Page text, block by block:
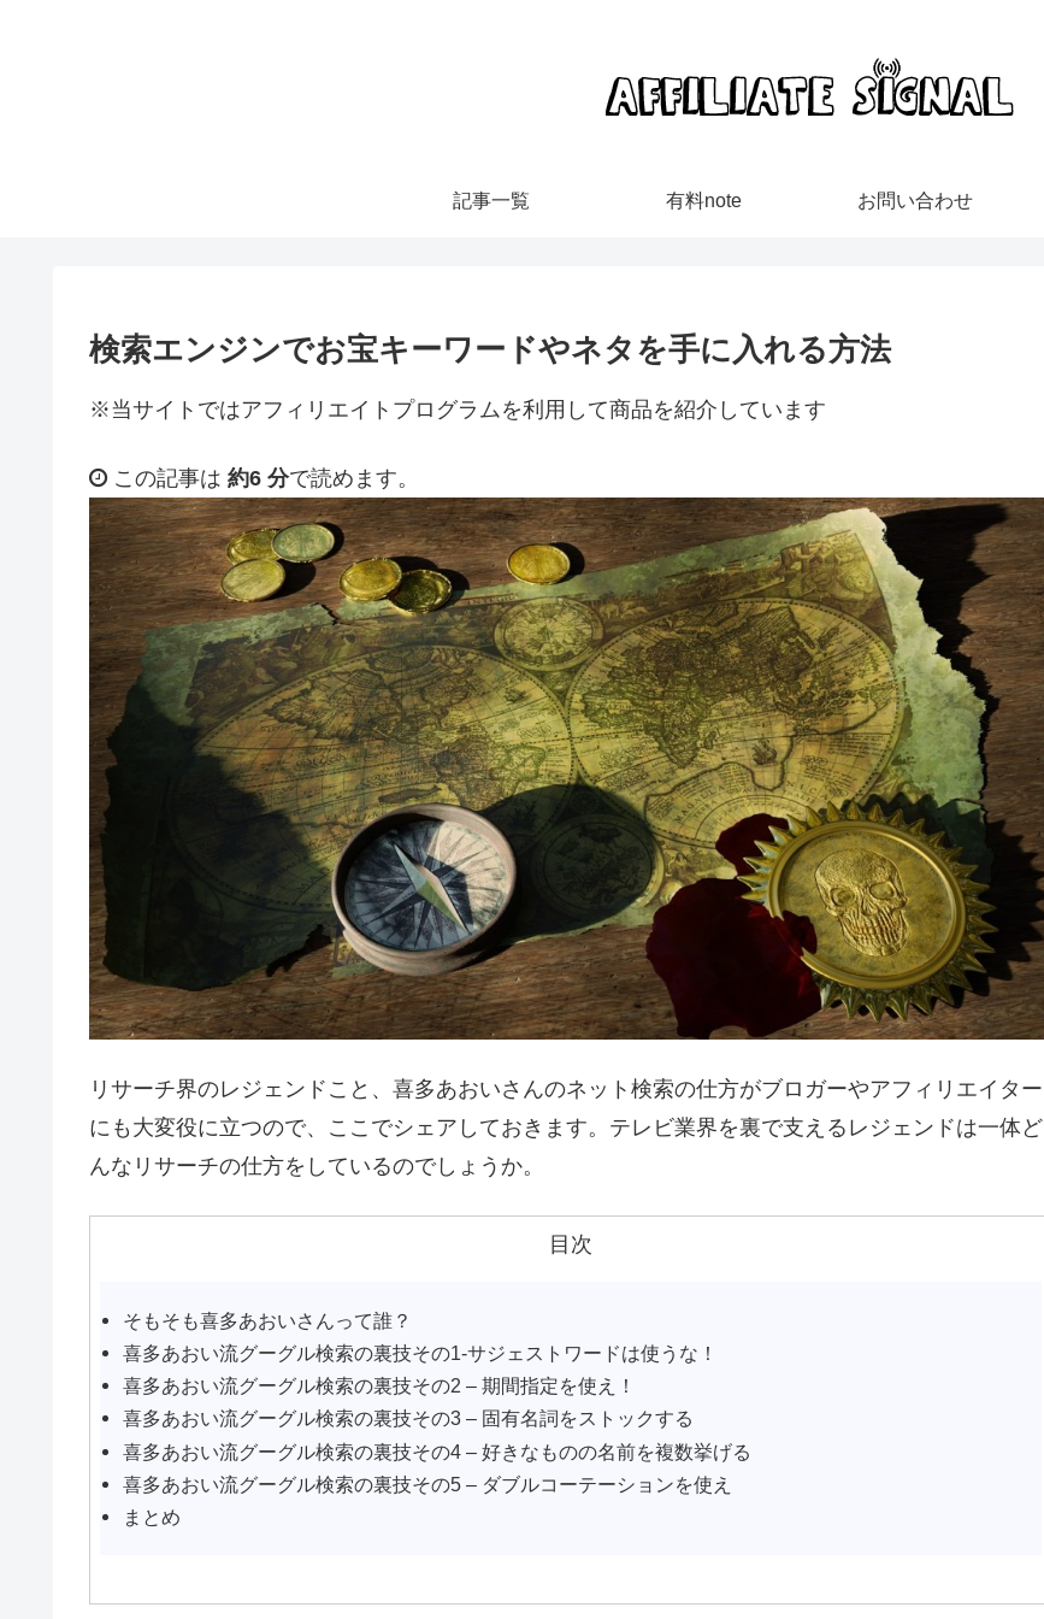
記事一覧 有料note お問い合わせ
検索エンジンでお宝キーワードやネタを手に入れる方法
※当サイトではアフィリエイトプログラムを利用して商品を紹介しています
この記事は 約6 分で読めます。
リサーチ界のレジェンドこと、喜多あおいさんのネット検索の仕方がブロガーやアフィリエイター
にも大変役に立つので、ここでシェアしておきます。テレビ業界を裏で支えるレジェンドは一体ど
んなリサーチの仕方をしているのでしょうか。
目次
そもそも喜多あおいさんって誰？
喜多あおい流グーグル検索の裏技その1-サジェストワードは使うな！
喜多あおい流グーグル検索の裏技その2 – 期間指定を使え！
喜多あおい流グーグル検索の裏技その3 – 固有名詞をストックする
喜多あおい流グーグル検索の裏技その4 – 好きなものの名前を複数挙げる
喜多あおい流グーグル検索の裏技その5 – ダブルコーテーションを使え
まとめ